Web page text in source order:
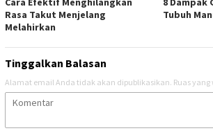
Rasa Takut Menjelang
Melahirkan
Tubuh
Tinggalkan Balasan
Alamat email Anda tidak akan dipublikasikan. Ruas